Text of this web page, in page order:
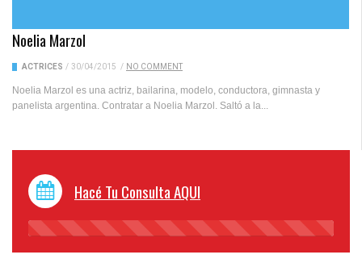
Noelia Marzol
ACTRICES / 30/04/2015 / NO COMMENT
Noelia Marzol es una actriz, bailarina, modelo, conductora, gimnasta y
panelista argentina. Contratar a Noelia Marzol. Saltó a la...
Hacé Tu Consulta AQUI
45%